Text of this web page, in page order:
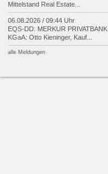
Mittelstand Real Estate...
06.08.2026 / 09:44 Uhr
EQS-DD: MERKUR PRIVATBANK
KGaA: Otto Kieninger, Kauf...
alle Meldungen